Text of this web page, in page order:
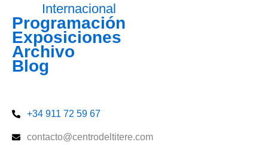
Internacional
Programación
Exposiciones
Archivo
Blog
+34 911 72 59 67
contacto@centrodeltitere.com